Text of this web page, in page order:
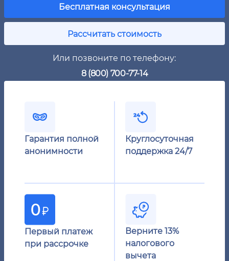
Бесплатная консультация
Рассчитать стоимость
Или позвоните по телефону:
8 (800) 700-77-14
Гарантия полной
анонимности
Круглосуточная
поддержка 24/7
Первый платеж
при рассрочке
Верните 13%
налогового
вычета